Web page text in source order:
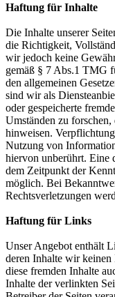
Haftung für Inhalte
Die Inhalte unserer
die Richtigkeit,
wir jedoch keine
gemäß § 7 Abs.1 TMG
den allgemeinen
sind wir als
oder gespeicherte
Umständen zu
hinweisen.
Nutzung von
hiervon unberührt. Eine
dem Zeitpunkt der
möglich. Bei
Rechtsverletzungen
Haftung für Links
Unser Angebot enthält
deren Inhalte wir
diese fremden Inhalte
Inhalte der verlinkten